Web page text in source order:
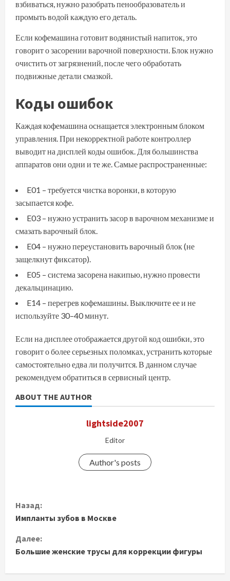
взбиваться, нужно разобрать пенообразователь и
промыть водой каждую его деталь.
Если кофемашина готовит водянистый напиток, это
говорит о засорении варочной поверхности. Блок нужно
очистить от загрязнений, после чего обработать
подвижные детали смазкой.
Коды ошибок
Каждая кофемашина оснащается электронным блоком
управления. При некорректной работе контроллер
выводит на дисплей коды ошибок. Для большинства
аппаратов они одни и те же. Самые распространенные:
E01 – требуется чистка воронки, в которую
засыпается кофе.
E03 – нужно устранить засор в варочном механизме и
смазать варочный блок.
E04 – нужно переустановить варочный блок (не
защелкнут фиксатор).
E05 – система засорена накипью, нужно провести
декальцинацию.
E14 – перегрев кофемашины. Выключите ее и не
используйте 30–40 минут.
Если на дисплее отображается другой код ошибки, это
говорит о более серьезных поломках, устранить которые
самостоятельно едва ли получится. В данном случае
рекомендуем обратиться в сервисный центр.
ABOUT THE AUTHOR
lightside2007
Editor
Author's posts
П
р
о
Назад:
Импланты зубов в Москве
Далее:
Большие женские трусы для коррекции фигуры